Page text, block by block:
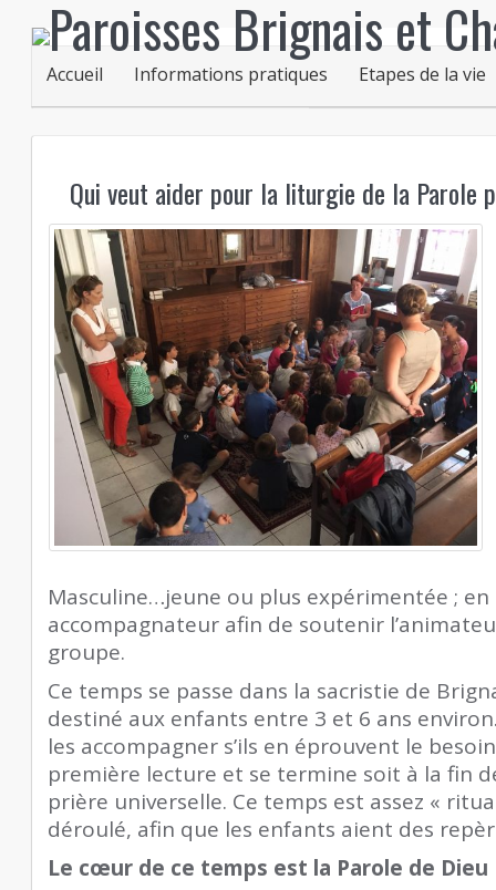
Accueil Informations pratiques Etapes de la vie
Qui veut aider pour la liturgie de la Parole
Masculine…jeune ou plus expérimentée ;
accompagnateur afin de soutenir
groupe.
Ce temps se passe dans la sacristie de
destiné aux enfants entre 3 et 6 ans
les accompagner s’ils en éprouvent le
première lecture et se termine soit à la fin
prière universelle. Ce temps est assez «
déroulé, afin que les enfants aient des
Le cœur de ce temps est la Parole de Dieu